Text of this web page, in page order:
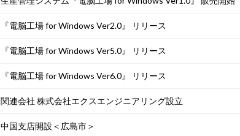
『電脳工場 for Windows Ver2.0』 リリース
『電脳工場 for Windows Ver5.0』 リリース
『電脳工場 for Windows Ver6.0』 リリース
関連会社 株式会社エクスエンジニアリング設立
中国支店開設＜広島市＞